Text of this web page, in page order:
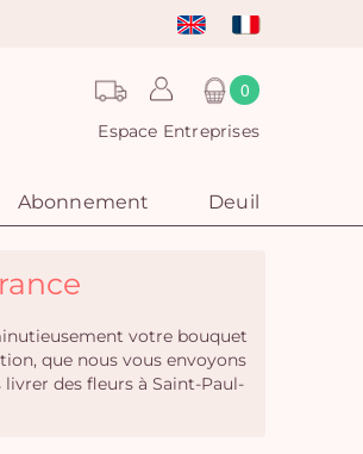
0
Espace Entreprises
Abonnement Deuil
votre bouquet
que nous vous envoyons
des fleurs à Saint-Paul-